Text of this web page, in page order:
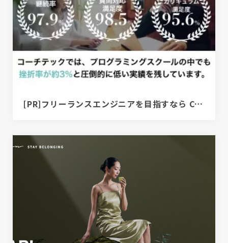
[PR]フリーランスエンジニアを目指すなら COACHTECH | プログラミングスクール